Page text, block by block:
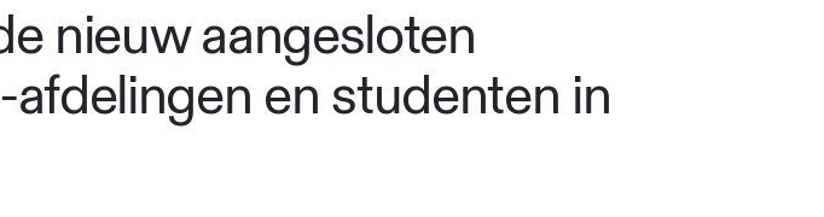
nieuw aangesloten
en studenten in